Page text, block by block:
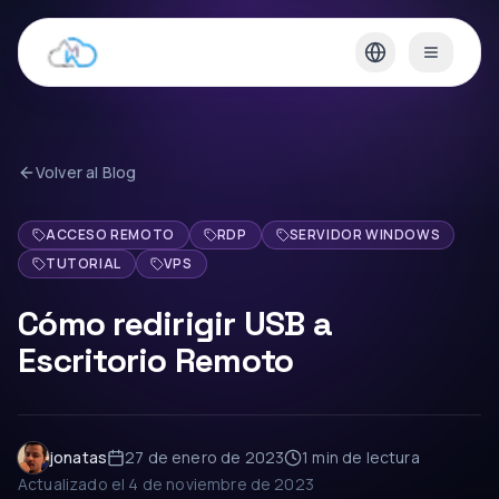
Volver al Blog
ACCESO REMOTO RDP
SERVIDOR WINDOWS
TUTORIAL
VPS
Cómo redirigir USB a
Escritorio Remoto
jonatas 27 de enero de 2023 1 min de lectura
Actualizado el 4 de noviembre de 2023